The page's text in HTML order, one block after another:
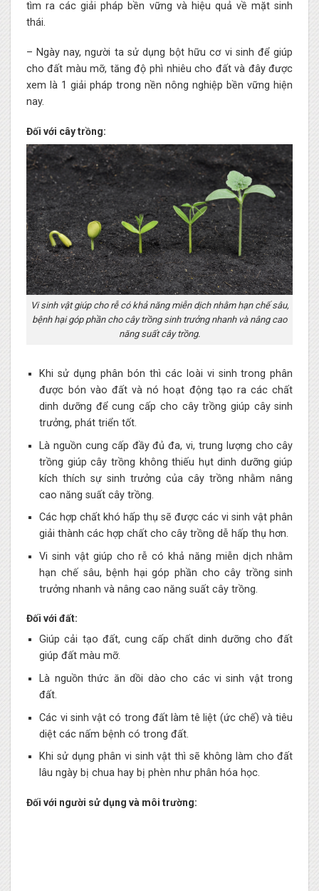
tìm ra các giải pháp bền vững và hiệu quả về mặt sinh
thái.
– Ngày nay, người ta sử dụng bột hữu cơ vi sinh để giúp
cho đất màu mỡ, tăng độ phì nhiêu cho đất và đây được
xem là 1 giải pháp trong nền nông nghiệp bền vững hiện
nay.
Đối với cây trồng:
Vi sinh vật giúp cho rễ có khả năng miễn dịch nhằm hạn chế sâu,
bệnh hại góp phần cho cây trồng sinh trưởng nhanh và nâng cao
năng suất cây trồng.
Khi sử dụng phân bón thì các loài vi sinh trong phân
được bón vào đất và nó hoạt động tạo ra các chất
dinh dưỡng để cung cấp cho cây trồng giúp cây sinh
trưởng, phát triển tốt.
Là nguồn cung cấp đầy đủ đa, vi, trung lượng cho cây
trồng giúp cây trồng không thiếu hụt dinh dưỡng giúp
kích thích sự sinh trưởng của cây trồng nhằm nâng
cao năng suất cây trồng.
Các hợp chất khó hấp thụ sẽ được các vi sinh vật phân
giải thành các hợp chất cho cây trồng dễ hấp thụ hơn.
Vi sinh vật giúp cho rễ có khả năng miễn dịch nhằm
hạn chế sâu, bệnh hại góp phần cho cây trồng sinh
trưởng nhanh và nâng cao năng suất cây trồng.
Đối với đất:
Giúp cải tạo đất, cung cấp chất dinh dưỡng cho đất
giúp đất màu mỡ.
Là nguồn thức ăn dồi dào cho các vi sinh vật trong
đất.
Các vi sinh vật có trong đất làm tê liệt (ức chế) và tiêu
diệt các nấm bệnh có trong đất.
Khi sử dụng phân vi sinh vật thì sẽ không làm cho đất
lâu ngày bị chua hay bị phèn như phân hóa học.
Đối với người sử dụng và môi trường: